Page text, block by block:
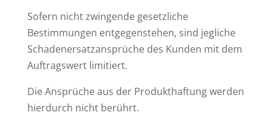
Sofern nicht zwingende gesetzliche
Bestimmungen entgegenstehen, sind jegliche
Schadenersatzansprüche des Kunden mit dem
Auftragswert limitiert.
Die Ansprüche aus der Produkthaftung werden
hierdurch nicht berührt.